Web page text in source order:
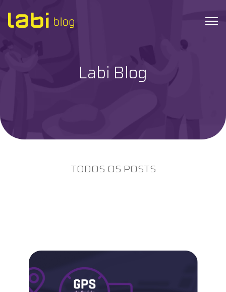
Dicas de Saúde
Maternidade
Novidades do Labi
Labi Blog
TODOS OS POSTS